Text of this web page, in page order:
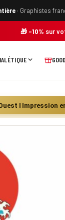
· Graphistes
🎁 -10% sur
| Impression